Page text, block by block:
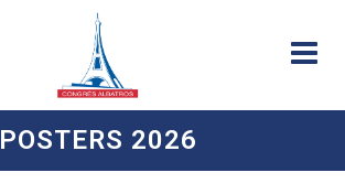
POSTERS 2026